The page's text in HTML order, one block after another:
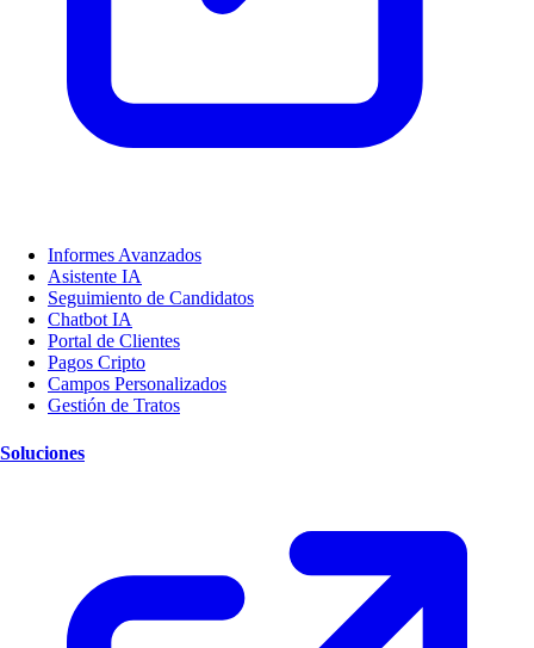
Informes Avanzados
Asistente IA
Seguimiento de Candidatos
Chatbot IA
Portal de Clientes
Pagos Cripto
Campos Personalizados
Gestión de Tratos
Soluciones